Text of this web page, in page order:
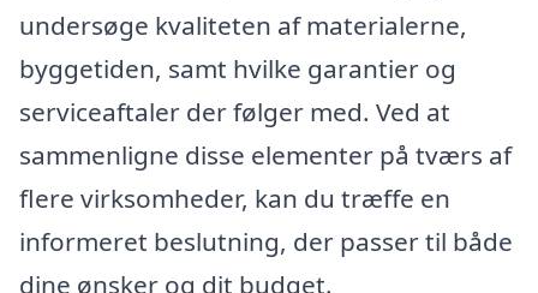
undersøge kvaliteten af materialerne,
byggetiden, samt hvilke garantier og
serviceaftaler der følger med. Ved at
sammenligne disse elementer på tværs af
flere virksomheder, kan du træffe en
informeret beslutning, der passer til både
dine ønsker og dit budget.